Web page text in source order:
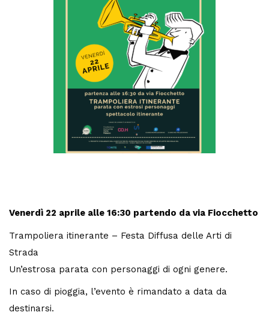
Venerdì 22 aprile alle 16:30 partendo da via Fiocchetto
Trampoliera itinerante – Festa Diffusa delle Arti di
Strada
Un’estrosa parata con personaggi di ogni genere.
In caso di pioggia, l’evento è rimandato a data da
destinarsi.